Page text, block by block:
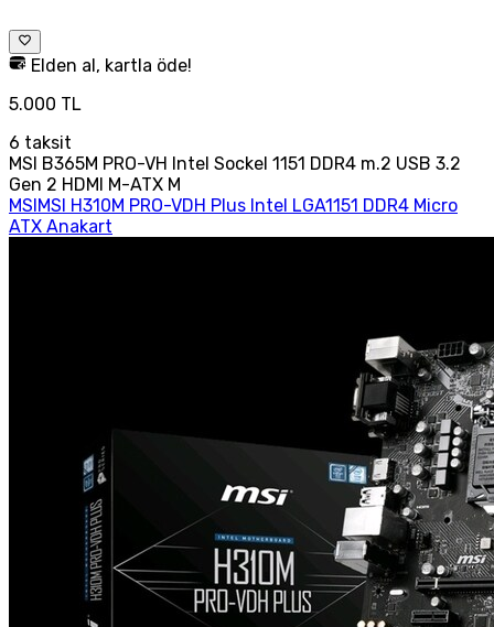
Elden al, kartla öde!
5.000 TL
6 taksit
MSI B365M PRO-VH Intel Sockel 1151 DDR4 m.2 USB 3.2
Gen 2 HDMI M-ATX M
MSIMSI H310M PRO-VDH Plus Intel LGA1151 DDR4 Micro
ATX Anakart